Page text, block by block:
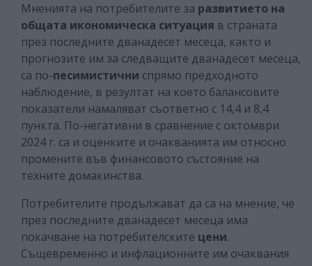
Мненията на потребителите за развитието на
общата икономическа ситуация в страната
през последните дванадесет месеца, както и
прогнозите им за следващите дванадесет месеца,
са по-песимистични спрямо предходното
наблюдение, в резултат на което балансовите
показатели намаляват съответно с 14,4 и 8,4
пункта. По-негативни в сравнение с октомври
2024 г. са и оценките и очакванията им относно
промените във финансовото състояние на
техните домакинства.
Потребителите продължават да са на мнение, че
през последните дванадесет месеца има
покачване на потребителските цени.
Същевременно и инфлационните им очаквания